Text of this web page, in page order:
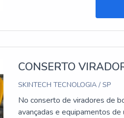
CONSERTO
SKINTECH TECNOLOGIA / SP
No conserto de viradores de
avançadas e equipamentos